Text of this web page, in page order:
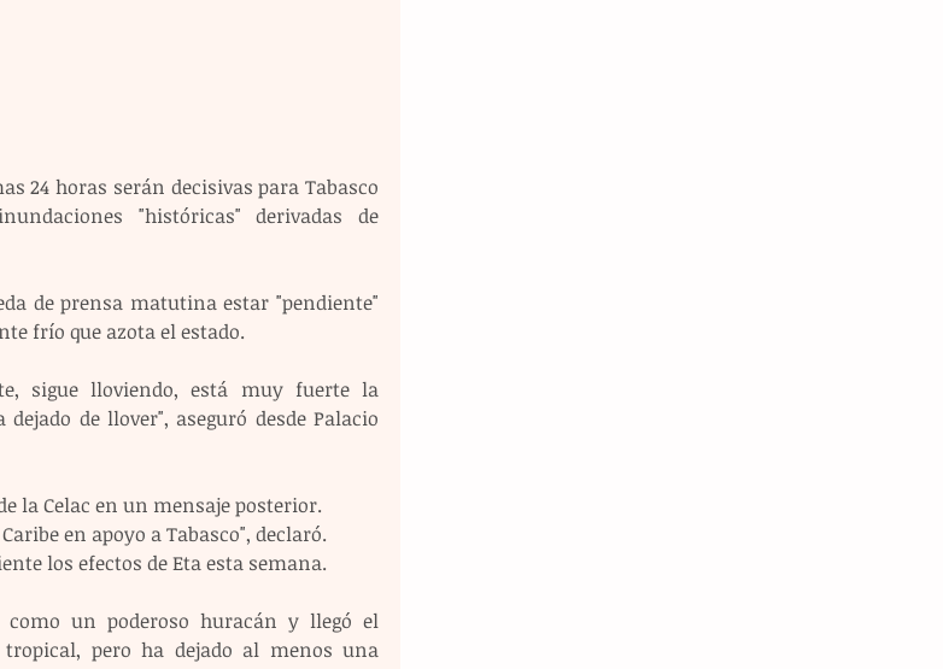
24 horas serán decisivas para Tabasco
"históricas" derivadas de
de prensa matutina estar "pendiente"
frío que azota el estado.
sigue lloviendo, está muy fuerte la
de llover", aseguró desde Palacio
la Celac en un mensaje posterior.
en apoyo a Tabasco", declaró.
los efectos de Eta esta semana.
un poderoso huracán y llegó el
tropical, pero ha dejado al menos una